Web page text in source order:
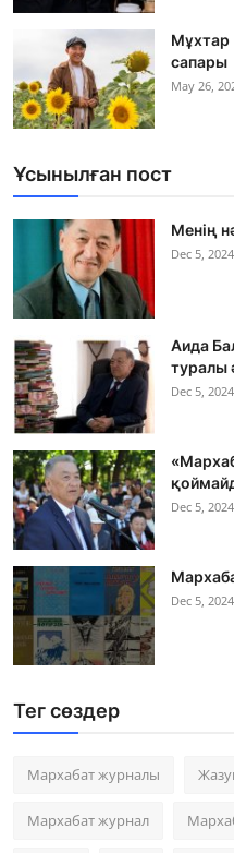
Мұхтар
сапары
May 26,
Ұсынылған пост
Менің
Dec 5, 2024
Аида
туралы
Dec 5, 2024
Dec 5, 2024
Dec 5, 2024
Тег сөздер
Мархабат журналы
Мархабат журнал